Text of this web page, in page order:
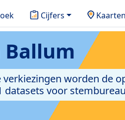
Cijfers Kaarten
worden de
voor